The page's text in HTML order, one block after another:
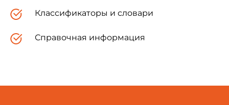
Классификаторы и словари
Справочная информация